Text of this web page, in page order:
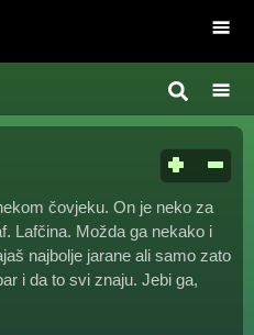
čovjeku. On je neko za
Lafčina. Možda ga nekako i
najbolje jarane ali samo zato
i da to svi znaju. Jebi ga,